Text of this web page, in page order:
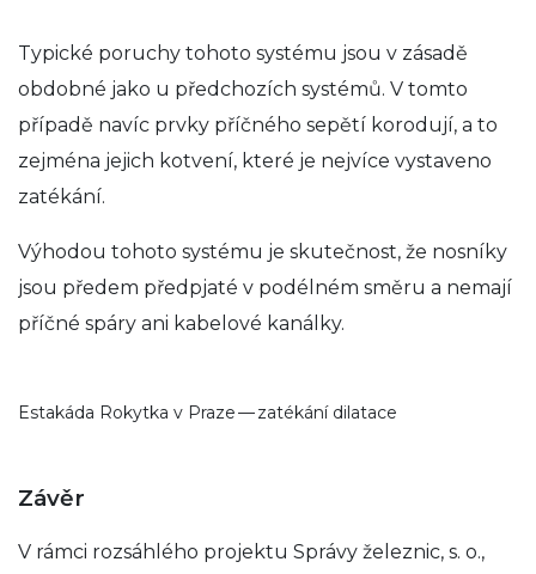
Typické poruchy tohoto systému jsou v zásadě
obdobné jako u předchozích systémů. V tomto
případě navíc prvky příčného sepětí korodují, a to
zejména jejich kotvení, které je nejvíce vystaveno
zatékání.
Výhodou tohoto systému je skutečnost, že nosníky
jsou předem předpjaté v podélném směru a nemají
příčné spáry ani kabelové kanálky.
Estakáda Rokytka v Praze — zatékání dilatace
Závěr
V rámci rozsáhlého projektu Správy železnic, s. o.,